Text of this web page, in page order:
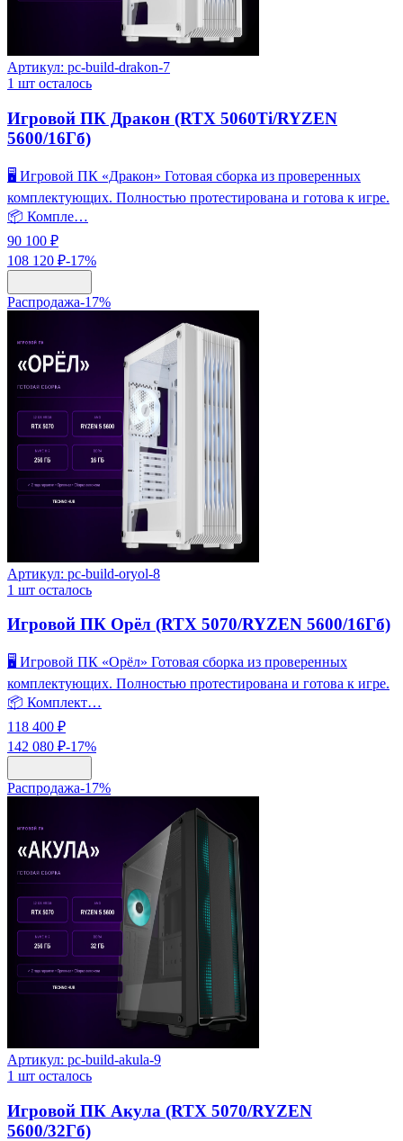
Артикул: pc-build-drakon-7
1 шт осталось
Игровой ПК Дракон (RTX 5060Ti/RYZEN
5600/16Гб)
🖥️ Игровой ПК «Дракон» Готовая сборка из проверенных
комплектующих. Полностью протестирована и готова к игре.
📦 Компле…
90 100 ₽
108 120 ₽-17%
Распродажа-17%
Артикул: pc-build-oryol-8
1 шт осталось
Игровой ПК Орёл (RTX 5070/RYZEN 5600/16Гб)
🖥️ Игровой ПК «Орёл» Готовая сборка из проверенных
комплектующих. Полностью протестирована и готова к игре.
📦 Комплект…
118 400 ₽
142 080 ₽-17%
Распродажа-17%
Артикул: pc-build-akula-9
1 шт осталось
Игровой ПК Акула (RTX 5070/RYZEN
5600/32Гб)